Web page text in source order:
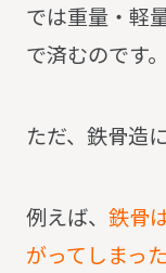
では重量・軽
で済むのです。
ただ、鉄骨造
例えば、 鉄骨
がってしまっ